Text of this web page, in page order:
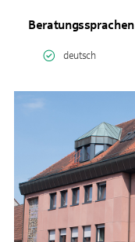
Beratungssprachen
deutsch